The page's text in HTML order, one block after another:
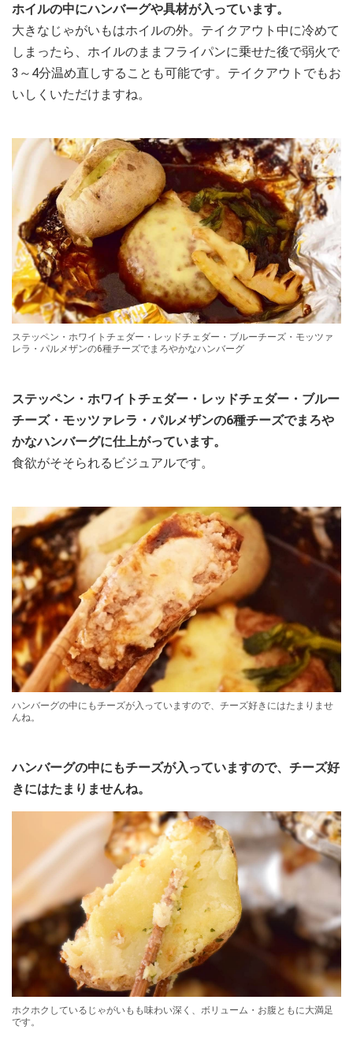
ホイルの中にハンバーグや具材が入っています。
大きなじゃがいもはホイルの外。テイクアウト中に冷めて
しまったら、ホイルのままフライパンに乗せた後で弱火で
3～4分温め直しすることも可能です。テイクアウトでもお
いしくいただけますね。
ステッペン・ホワイトチェダー・レッドチェダー・ブルーチーズ・モッツァ
レラ・パルメザンの6種チーズでまろやかなハンバーグ
ステッペン・ホワイトチェダー・レッドチェダー・ブルー
チーズ・モッツァレラ・パルメザンの6種チーズでまろや
かなハンバーグに仕上がっています。
食欲がそそられるビジュアルです。
ハンバーグの中にもチーズが入っていますので、チーズ好きにはたまりませ
んね。
ハンバーグの中にもチーズが入っていますので、チーズ好
きにはたまりませんね。
ホクホクしているじゃがいもも味わい深く、ボリューム・お腹ともに大満足
です。